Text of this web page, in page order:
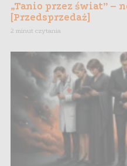
„Tanio przez świat” –
[Przedsprzedaż]
2 minut czytania